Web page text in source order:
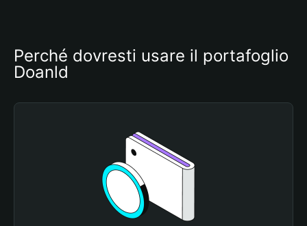
Perché dovresti usare il portafoglio
Doanld